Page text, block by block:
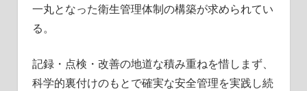
一丸となった衛生管理体制の構築が求められてい
る。
記録・点検・改善の地道な積み重ねを惜しまず、
科学的裏付けのもとで確実な安全管理を実践し続